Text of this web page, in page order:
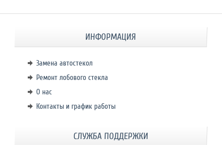
ИНФОРМАЦИЯ
Замена автостекол
Ремонт лобового стекла
О нас
Контакты и график работы
СЛУЖБА ПОДДЕРЖКИ